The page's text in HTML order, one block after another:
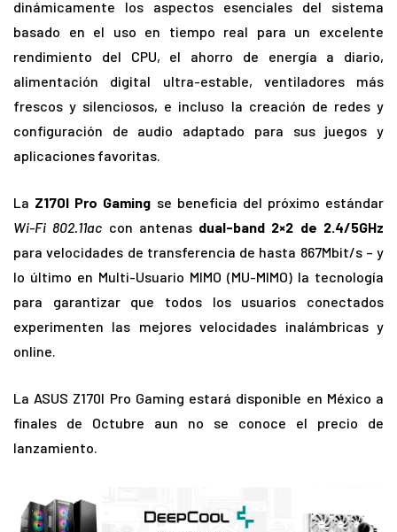
dinámicamente los aspectos esenciales del sistema
basado en el uso en tiempo real para un excelente
rendimiento del CPU, el ahorro de energía a diario,
alimentación digital ultra-estable, ventiladores más
frescos y silenciosos, e incluso la creación de redes y
configuración de audio adaptado para sus juegos y
aplicaciones favoritas.
La Z170I Pro Gaming se beneficia del próximo estándar
Wi-Fi 802.11ac con antenas dual-band 2×2 de 2.4/5GHz
para velocidades de transferencia de hasta 867Mbit/s – y
lo último en Multi-Usuario MIMO (MU-MIMO) la tecnología
para garantizar que todos los usuarios conectados
experimenten las mejores velocidades inalámbricas y
online.
La ASUS Z170I Pro Gaming estará disponible en México a
finales de Octubre aun no se conoce el precio de
lanzamiento.